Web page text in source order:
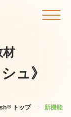
ュ》
トップ 新機能